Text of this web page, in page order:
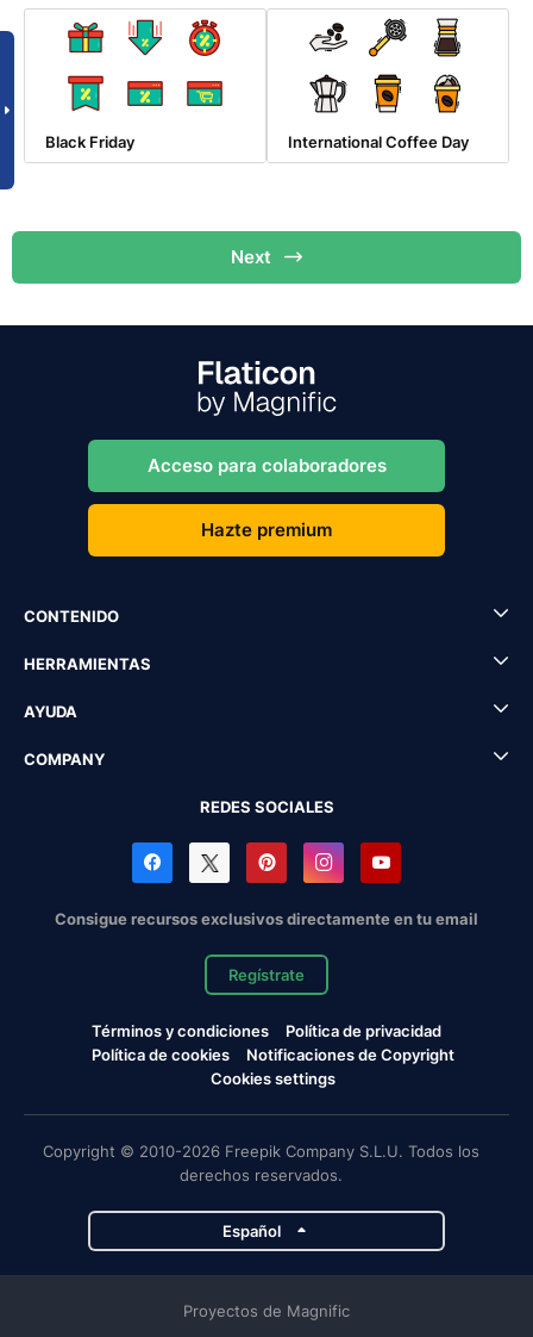
Black Friday International Coffee Day
Next
Acceso para colaboradores
Hazte premium
CONTENIDO
HERRAMIENTAS
AYUDA
COMPANY
REDES SOCIALES
Consigue recursos exclusivos directamente en tu email
Regístrate
Términos y condiciones
Política de privacidad
Política de cookies
Notificaciones de Copyright
Cookies settings
Copyright © 2010-2026 Freepik Company S.L.U. Todos los
derechos reservados.
Español
Proyectos de Magnific